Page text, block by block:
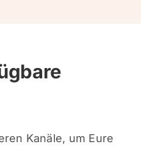
Kanäle, um Eure